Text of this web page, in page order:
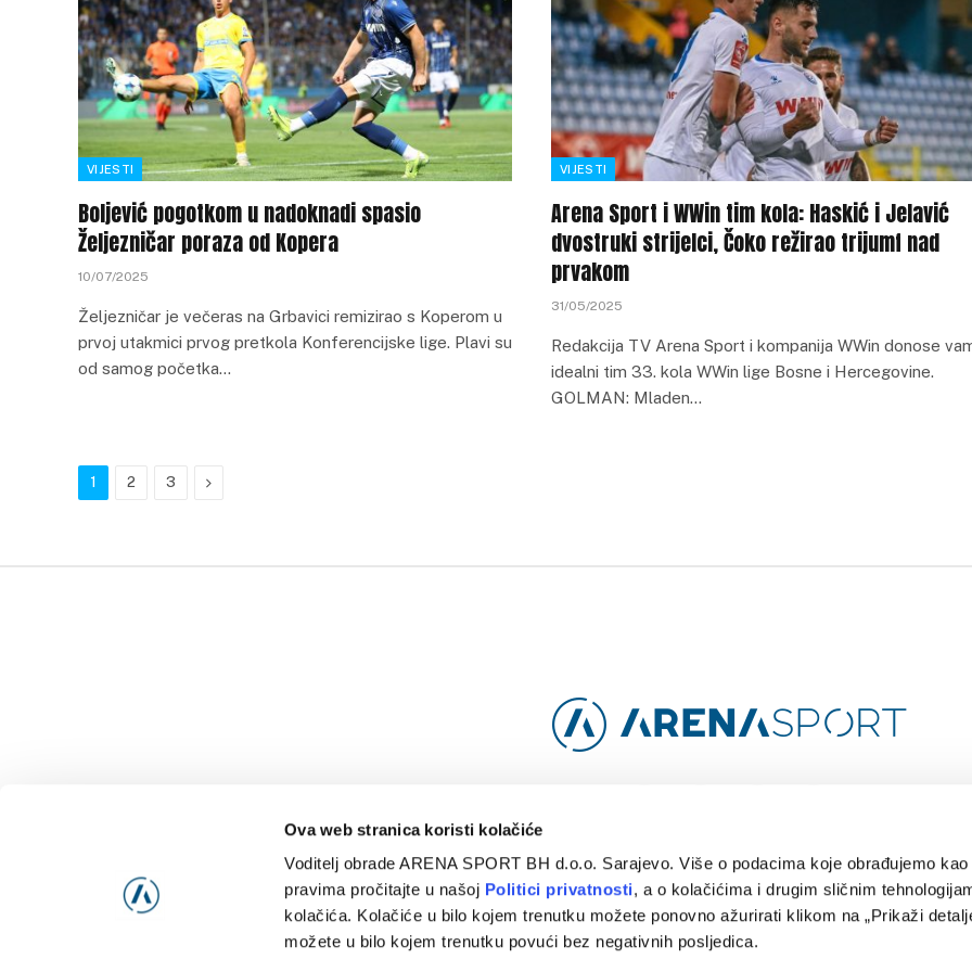
Ova web stranica koristi kolačiće
Voditelj obrade ARENA SPORT BH d.o.o. Sarajevo. Više o podacima koje obrađujemo
pravima pročitajte u našoj Politici privatnosti, a o kolačićima i drugim sličnim
kolačića. Kolačiće u bilo kojem trenutku možete ponovno ažurirati klikom na „Prikaži
možete u bilo kojem trenutku povući bez negativnih posljedica.
VIJESTI
Boljević pogotkom u nadoknadi spasio
Željezničar poraza od Kopera
10/07/2025
Željezničar je večeras na Grbavici remizirao s Koperom u
prvoj utakmici prvog pretkola Konferencijske lige. Plavi su
od samog početka…
VIJESTI
Arena Sport i WWin tim kola: Haskić i Jelavić
dvostruki strijelci, Čoko režirao trijumf nad
prvakom
31/05/2025
Redakcija TV Arena Sport i kompanija WWin donose
idealni tim 33. kola WWin lige Bosne i Hercegovine.
GOLMAN: Mladen…
1 2 3 Next
NAJNOVIJE POLITIKA PRIVATNOSTI
© 2024 Arena Sport. Designed by